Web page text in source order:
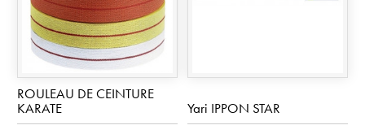
ROULEAU DE CEINTURE
KARATE
Yari IPPON STAR